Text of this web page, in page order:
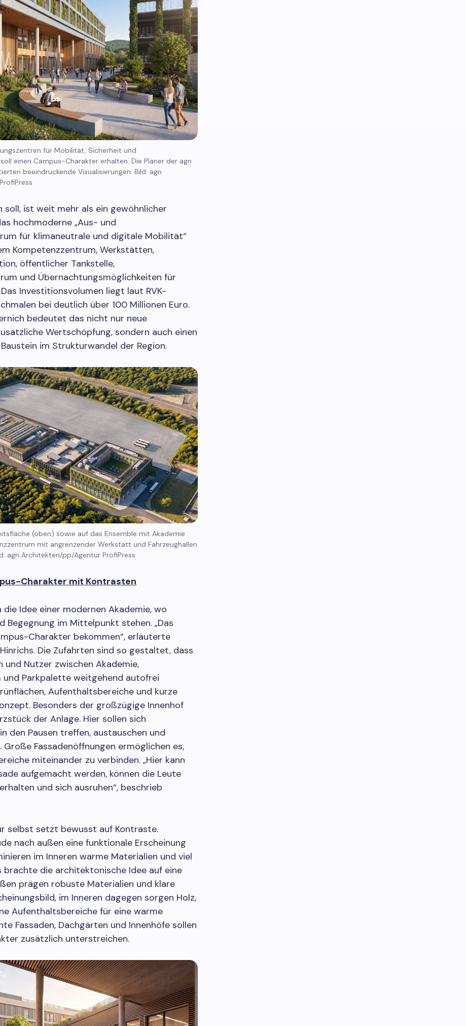
für Mobilität, Sicherheit und
einen Campus-Charakter erhalten. Die Planer der agn
beeindruckende Visualisierungen. Bild: agn
ist weit mehr als ein gewöhnlicher
hochmoderne „Aus- und
für klimaneutrale und digitale Mobilität“
Kompetenzzentrum, Werkstätten,
öffentlicher Tankstelle,
und Übernachtungsmöglichkeiten für
Investitionsvolumen liegt laut RVK-
bei deutlich über 100 Millionen Euro.
bedeutet das nicht nur neue
Wertschöpfung, sondern auch einen
im Strukturwandel der Region.
(oben) sowie auf das Ensemble mit Akademie
mit angrenzender Werkstatt und Fahrzeughallen
agn Architekten/pp/Agentur ProfiPress
Charakter mit Kontrasten
die Idee einer modernen Akademie, wo
Begegnung im Mittelpunkt stehen. „Das
Charakter bekommen“, erläuterte
Die Zufahrten sind so gestaltet, dass
und Nutzer zwischen Akademie,
und Parkpalette weitgehend autofrei
Aufenthaltsbereiche und kurze
Besonders der großzügige Innenhof
der Anlage. Hier sollen sich
den Pausen treffen, austauschen und
Große Fassadenöffnungen ermöglichen es,
miteinander zu verbinden. „Hier kann
aufgemacht werden, können die Leute
und sich ausruhen“, beschrieb
selbst setzt bewusst auf Kontraste.
nach außen eine funktionale Erscheinung
im Inneren warme Materialien und viel
brachte die architektonische Idee auf eine
prägen robuste Materialien und klare
im Inneren dagegen sorgen Holz,
Aufenthaltsbereiche für eine warme
Fassaden, Dachgärten und Innenhöfe sollen
zusätzlich unterstreichen.